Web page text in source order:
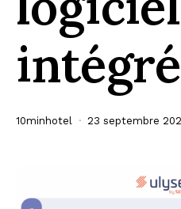
10minhotel 23 septembre